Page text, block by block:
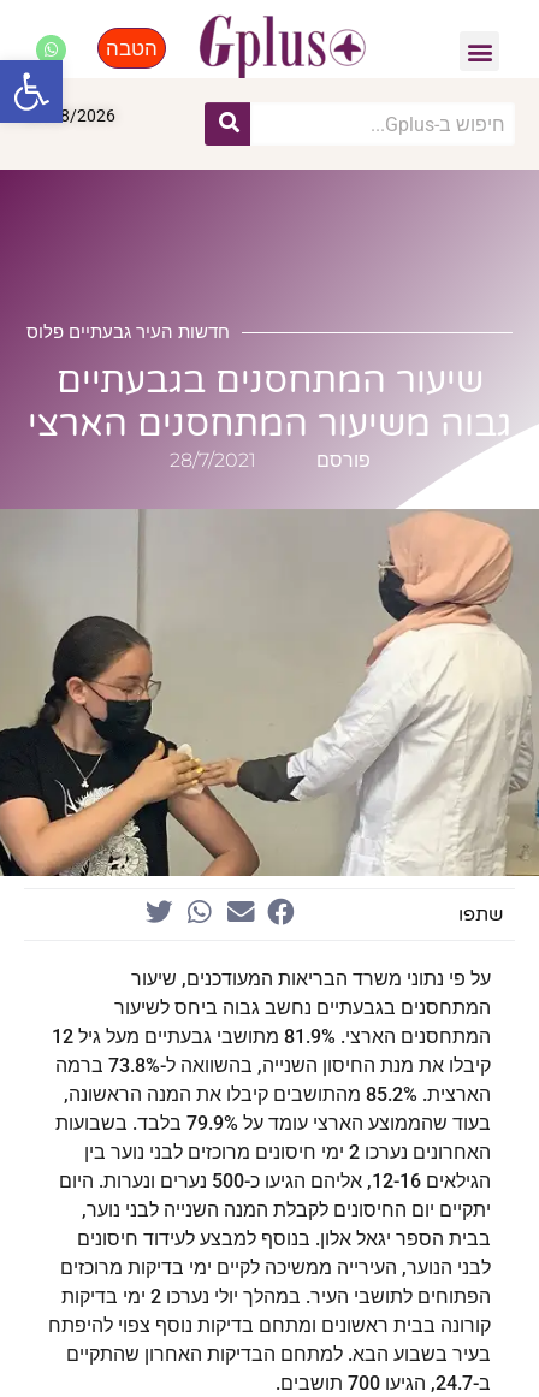
הטבה
09/08/2026
חדשות העיר גבעתיים פלוס
שיעור המתחסנים בגבעתיים
גבוה משיעור המתחסנים הארצי
פורסם 28/7/2021
שתפו
על פי נתוני משרד הבריאות המעודכנים, שיעור
המתחסנים בגבעתיים נחשב גבוה ביחס לשיעור
המתחסנים הארצי. 81.9% מתושבי גבעתיים מעל גיל 12
קיבלו את מנת החיסון השנייה, בהשוואה ל-73.8% ברמה
הארצית. 85.2% מהתושבים קיבלו את המנה הראשונה,
בעוד שהממוצע הארצי עומד על 79.9% בלבד. בשבועות
האחרונים נערכו 2 ימי חיסונים מרוכזים לבני נוער בין
הגילאים 12-16, אליהם הגיעו כ-500 נערים ונערות. היום
יתקיים יום החיסונים לקבלת המנה השנייה לבני נוער,
בבית הספר יגאל אלון. בנוסף למבצע לעידוד חיסונים
לבני הנוער, העירייה ממשיכה לקיים ימי בדיקות מרוכזים
הפתוחים לתושבי העיר. במהלך יולי נערכו 2 ימי בדיקות
קורונה בבית ראשונים ומתחם בדיקות נוסף צפוי להיפתח
בעיר בשבוע הבא. למתחם הבדיקות האחרון שהתקיים
ב-24.7, הגיעו 700 תושבים.
פתח